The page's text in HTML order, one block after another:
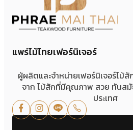
แพร่ไม้ไทยเฟอร์นิเจอร์
ผู้ผลิตและจำหน่ายเฟอร์นิเจอร์ไ
จาก ไม้สักที่มีคุณภาพ สวย ทันสมั
ประเทศ